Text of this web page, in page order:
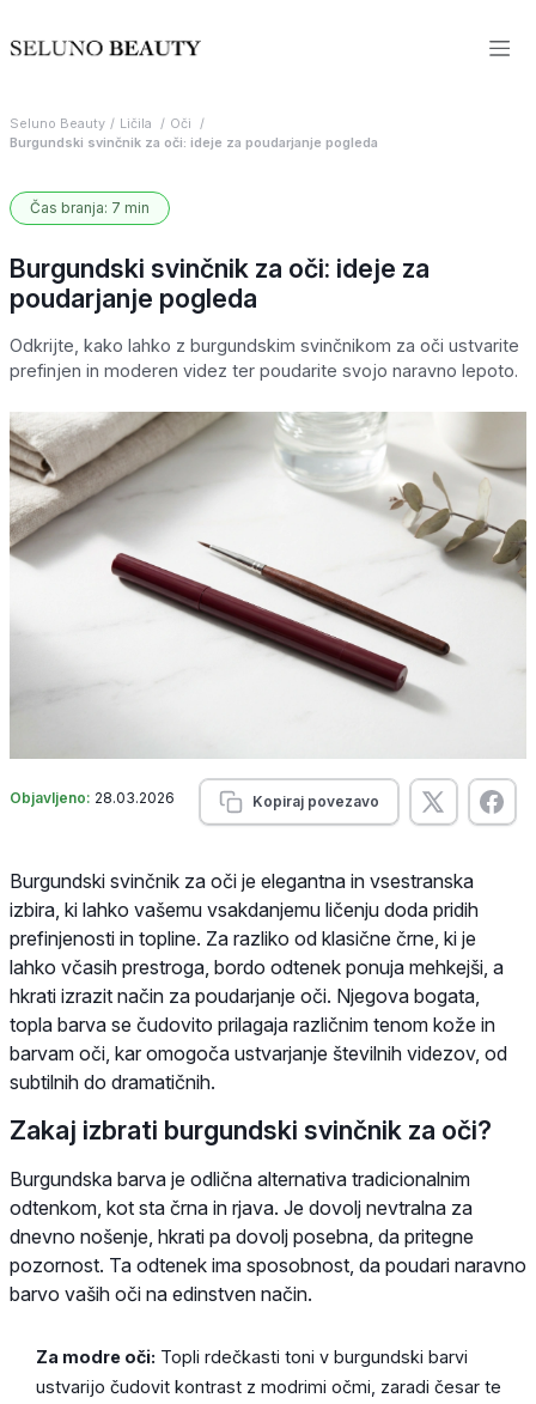
Seluno Beauty Ličila
Oči
Burgundski svinčnik za oči: ideje za poudarjanje pogleda
Čas branja: 7 min
Burgundski svinčnik za oči: ideje za
poudarjanje pogleda
Odkrijte, kako lahko z burgundskim svinčnikom za oči ustvarite
prefinjen in moderen videz ter poudarite svojo naravno lepoto.
Objavljeno: 28.03.2026 Kopiraj povezavo
Burgundski svinčnik za oči je elegantna in vsestranska
izbira, ki lahko vašemu vsakdanjemu ličenju doda pridih
prefinjenosti in topline. Za razliko od klasične črne, ki je
lahko včasih prestroga, bordo odtenek ponuja mehkejši, a
hkrati izrazit način za poudarjanje oči. Njegova bogata,
topla barva se čudovito prilagaja različnim tenom kože in
barvam oči, kar omogoča ustvarjanje številnih videzov, od
subtilnih do dramatičnih.
Zakaj izbrati burgundski svinčnik za oči?
Burgundska barva je odlična alternativa tradicionalnim
odtenkom, kot sta črna in rjava. Je dovolj nevtralna za
dnevno nošenje, hkrati pa dovolj posebna, da pritegne
pozornost. Ta odtenek ima sposobnost, da poudari naravno
barvo vaših oči na edinstven način.
Za modre oči: Topli rdečkasti toni v burgundski barvi
ustvarijo čudovit kontrast z modrimi očmi, zaradi česar te